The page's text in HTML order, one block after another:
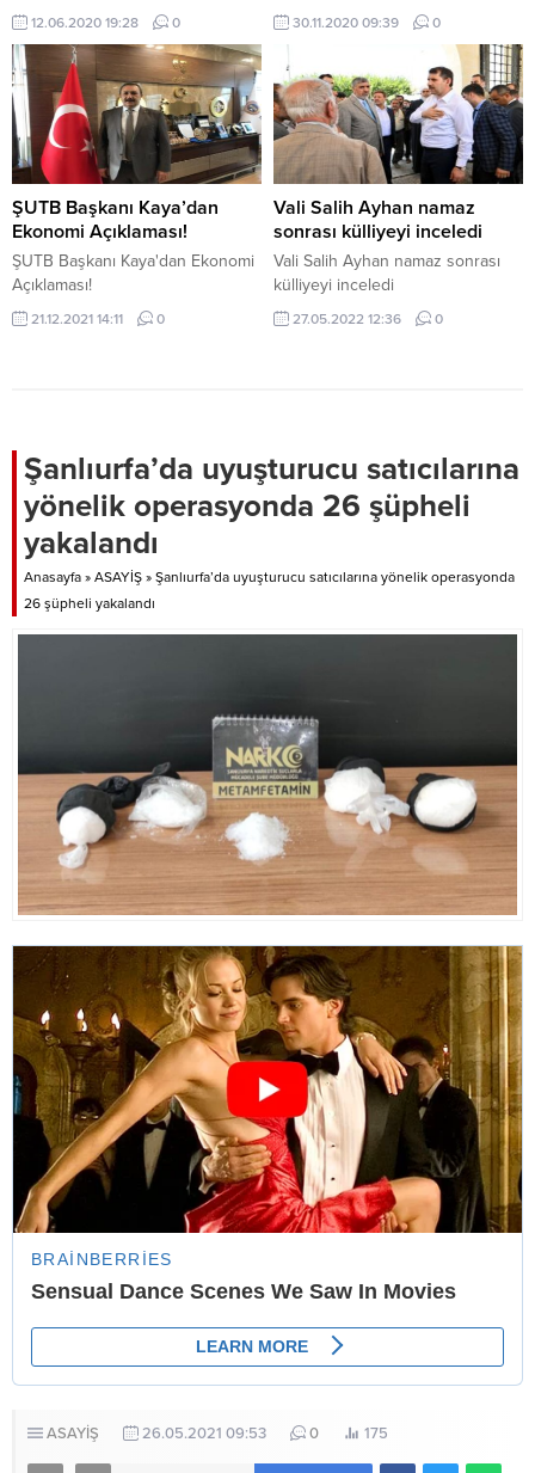
son verildi.
12.06.2020 19:28 0
ana sınıfları ve uygulama
sınıflarındaki eğitim-öğretim
faaliyetlerinin uzaktan eğitim
yoluyla sürdürüleceğini duyurdu.,
30.11.2020 09:39 0
ŞUTB Başkanı Kaya’dan
Ekonomi Açıklaması!
ŞUTB Başkanı Kaya'dan Ekonomi
Açıklaması!
21.12.2021 14:11 0
Vali Salih Ayhan namaz
sonrası külliyeyi inceledi
Vali Salih Ayhan namaz sonrası
külliyeyi inceledi
27.05.2022 12:36 0
Şanlıurfa’da uyuşturucu satıcılarına
yönelik operasyonda 26 şüpheli
yakalandı
Anasayfa » ASAYİŞ » Şanlıurfa’da uyuşturucu satıcılarına yönelik operasyonda
26 şüpheli yakalandı
ASAYİŞ 26.05.2021 09:53 0 175